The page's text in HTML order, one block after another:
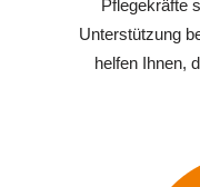
Pflegekräfte
Unterstützung
helfen Ihnen,